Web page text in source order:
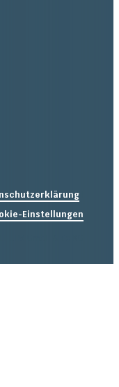
|
Einstellungen